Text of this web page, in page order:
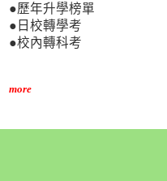
●歷年升學榜單
●日校轉學考
●校內轉科考
more